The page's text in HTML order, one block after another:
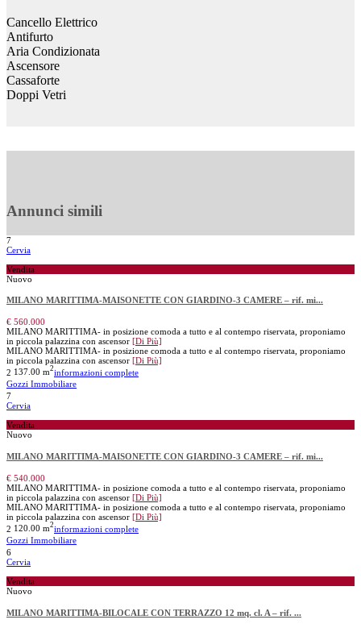
Cancello Elettrico
Antifurto
Aria Condizionata
Ascensore
Cassaforte
Doppi Vetri
Annunci simili
7
Cervia
Vendita
Nuovo
MILANO MARITTIMA-MAISONETTE CON GIARDINO-3 CAMERE – rif. mi...
€ 560.000
MILANO MARITTIMA- in posizione comoda a tutto e al contempo riservata, proponiamo
in piccola palazzina con ascensor [Di Più]
MILANO MARITTIMA- in posizione comoda a tutto e al contempo riservata, proponiamo
in piccola palazzina con ascensor [Di Più]
2 137.00 m2informazioni complete
Gozzi Immobiliare
7
Cervia
Vendita
Nuovo
MILANO MARITTIMA-MAISONETTE CON GIARDINO-3 CAMERE – rif. mi...
€ 540.000
MILANO MARITTIMA- in posizione comoda a tutto e al contempo riservata, proponiamo
in piccola palazzina con ascensor [Di Più]
MILANO MARITTIMA- in posizione comoda a tutto e al contempo riservata, proponiamo
in piccola palazzina con ascensor [Di Più]
2 120.00 m2informazioni complete
Gozzi Immobiliare
6
Cervia
Vendita
Nuovo
MILANO MARITTIMA-BILOCALE CON TERRAZZO 12 mq. cl. A – rif. ...